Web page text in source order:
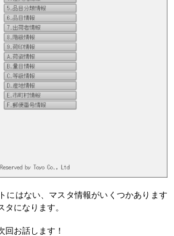
にはない、マスタ情報がいくつかあります
になります。
回お話します！